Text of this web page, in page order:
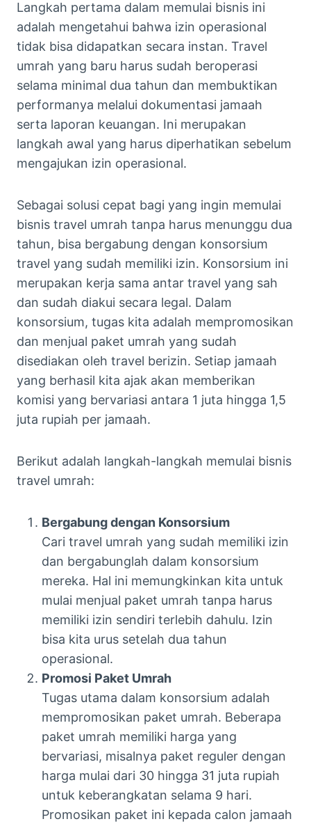
Langkah pertama dalam memulai bisnis ini
adalah mengetahui bahwa izin operasional
tidak bisa didapatkan secara instan. Travel
umrah yang baru harus sudah beroperasi
selama minimal dua tahun dan membuktikan
performanya melalui dokumentasi jamaah
serta laporan keuangan. Ini merupakan
langkah awal yang harus diperhatikan sebelum
mengajukan izin operasional.
Sebagai solusi cepat bagi yang ingin memulai
bisnis travel umrah tanpa harus menunggu dua
tahun, bisa bergabung dengan konsorsium
travel yang sudah memiliki izin. Konsorsium ini
merupakan kerja sama antar travel yang sah
dan sudah diakui secara legal. Dalam
konsorsium, tugas kita adalah mempromosikan
dan menjual paket umrah yang sudah
disediakan oleh travel berizin. Setiap jamaah
yang berhasil kita ajak akan memberikan
komisi yang bervariasi antara 1 juta hingga 1,5
juta rupiah per jamaah.
Berikut adalah langkah-langkah memulai bisnis
travel umrah:
Bergabung dengan Konsorsium
Cari travel umrah yang sudah memiliki izin
dan bergabunglah dalam konsorsium
mereka. Hal ini memungkinkan kita untuk
mulai menjual paket umrah tanpa harus
memiliki izin sendiri terlebih dahulu. Izin
bisa kita urus setelah dua tahun
operasional.
Promosi Paket Umrah
Tugas utama dalam konsorsium adalah
mempromosikan paket umrah. Beberapa
paket umrah memiliki harga yang
bervariasi, misalnya paket reguler dengan
harga mulai dari 30 hingga 31 juta rupiah
untuk keberangkatan selama 9 hari.
Promosikan paket ini kepada calon jamaah